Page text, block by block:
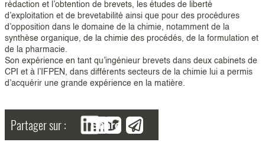
rédaction et l’obtention de brevets, les études de liberté
d’exploitation et de brevetabilité ainsi que pour des procédures
d’opposition dans le domaine de la chimie, notamment de la
synthèse organique, de la chimie des procédés, de la formulation et
de la pharmacie.
Son expérience en tant qu’ingénieur brevets dans deux cabinets de
CPI et à l’IFPEN, dans différents secteurs de la chimie lui a permis
d’acquérir une grande expérience en la matière.
Partager sur : Share